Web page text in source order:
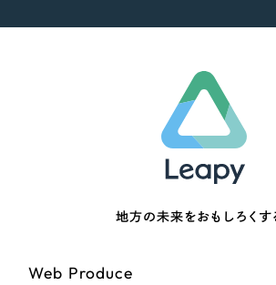
地方の未来をおもしろくす
Web Produce